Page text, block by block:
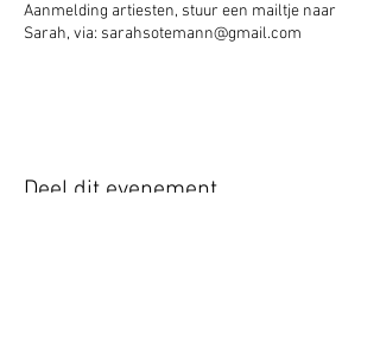
Aanmelding artiesten, stuur een mailtje naar
Sarah, via: sarahsotemann@gmail.com
Deel dit evenement